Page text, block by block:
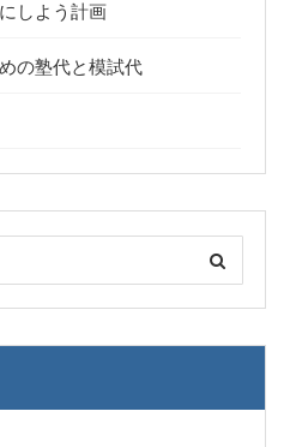
しよう計画
の塾代と模試代